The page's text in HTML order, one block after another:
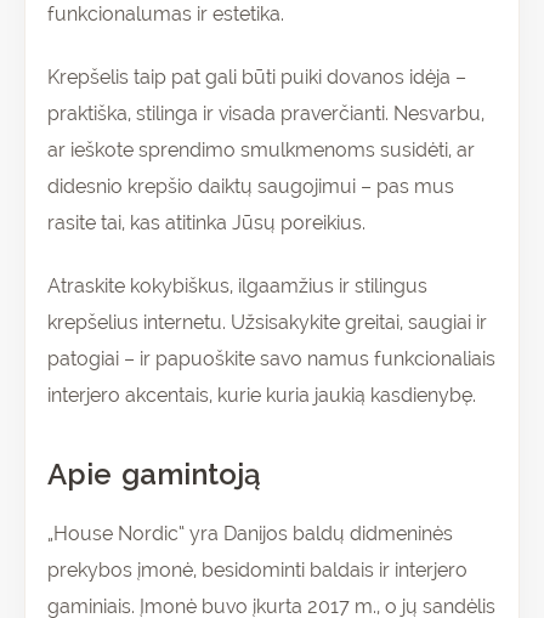
funkcionalumas ir estetika.
Krepšelis taip pat gali būti puiki dovanos idėja –
praktiška, stilinga ir visada praverčianti. Nesvarbu,
ar ieškote sprendimo smulkmenoms susidėti, ar
didesnio krepšio daiktų saugojimui – pas mus
rasite tai, kas atitinka Jūsų poreikius.
Atraskite kokybiškus, ilgaamžius ir stilingus
krepšelius internetu. Užsisakykite greitai, saugiai ir
patogiai – ir papuoškite savo namus funkcionaliais
interjero akcentais, kurie kuria jaukią kasdienybę.
Apie gamintoją
„House Nordic“ yra Danijos baldų didmeninės
prekybos įmonė, besidominti baldais ir interjero
gaminiais. Įmonė buvo įkurta 2017 m., o jų sandėlis